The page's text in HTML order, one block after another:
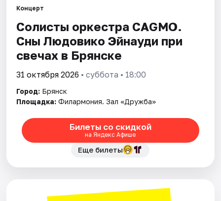
Концерт
Солисты оркестра CAGMO.
Сны Людовико Эйнауди при
свечах в Брянске
31 октября 2026 • суббота • 18:00
Город: Брянск
Площадка: Филармония. Зал «Дружба»
Билеты со скидкой
на Яндекс Афише
Еще билеты